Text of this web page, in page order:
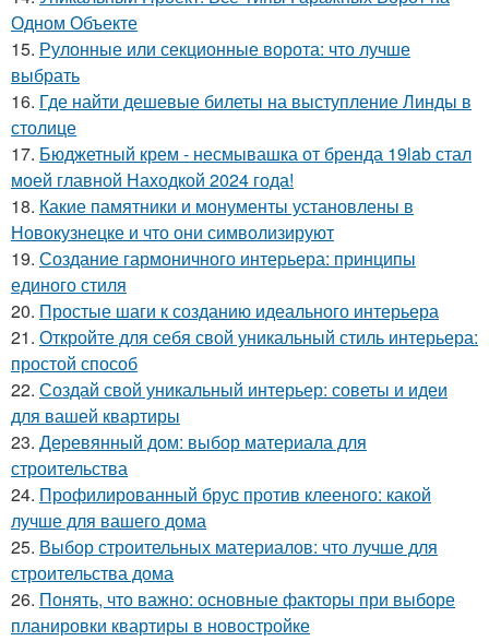
Одном Объекте
15. Рулонные или секционные ворота: что лучше
выбрать
16. Где найти дешевые билеты на выступление Линды в
столице
17. Бюджетный крем - несмывашка от бренда 19lab стал
моей главной Находкой 2024 года!
18. Какие памятники и монументы установлены в
Новокузнецке и что они символизируют
19. Создание гармоничного интерьера: принципы
единого стиля
20. Простые шаги к созданию идеального интерьера
21. Откройте для себя свой уникальный стиль интерьера:
простой способ
22. Создай свой уникальный интерьер: советы и идеи
для вашей квартиры
23. Деревянный дом: выбор материала для
строительства
24. Профилированный брус против клееного: какой
лучше для вашего дома
25. Выбор строительных материалов: что лучше для
строительства дома
26. Понять, что важно: основные факторы при выборе
планировки квартиры в новостройке